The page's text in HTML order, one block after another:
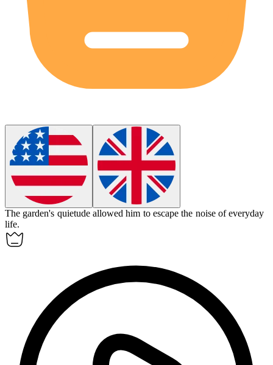
The garden's quietude allowed him to escape the noise of everyday
life.